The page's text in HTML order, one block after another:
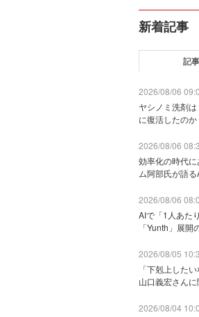
新着記事
記事
2026/08/06
ヤシノミ洗剤
に復活したの
2026/08/06
効率化の時代
ム阿部氏が語
2026/08/06
AIで「1人あた
「Yunth」展
2026/08/05
「下剋上した
山口義宏さん
2026/08/04